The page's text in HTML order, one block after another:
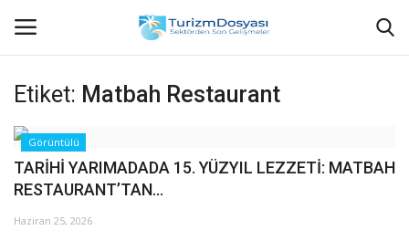
Anasayfa
Bize Ulaşın
Künye
Etiket: Matbah Restaurant
Görüntülü
TARİHİ YARIMADADA 15. YÜZYIL LEZZETİ: MATBAH
RESTAURANT’TAN...
Haziran 25, 2026